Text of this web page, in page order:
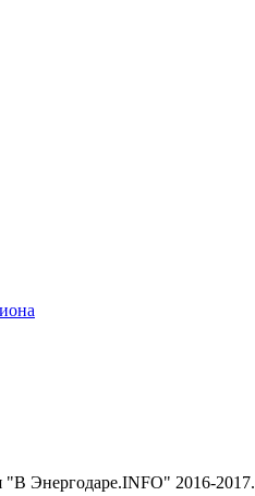
"В Энергодаре.INFO" 2016-2017.